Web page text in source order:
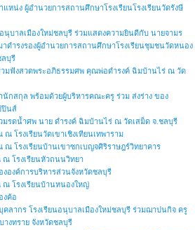
แหน่ง ผู้อำนวยการสถานศึกษาโรงเรียนโรงเรียนวัดรังษี
นุบาลเมืองใหม่ชลบุรี ร่วมแสดงความยินดีกับ นายจามร
ดำรงรองผู้อำนวยการสถานศึกษาโรงเรียนชุมชนวัดหนอง
ลบุรี
วมฟังสวดพระอภิธรรมศพ คุณพ่อดำรงค์ ฉิมบ้านไร่ ณ วัด
นักสกุล พร้อมด้วยผู้บริหารคณะครู ร่วม ส่งร่าง ของ
ปินส์
มรดน้ำศพ นาย ดำรงค์ ฉิมบ้านไร่ ณ วัดเสม็ด จ.ชลบุรี
โรงเรียนวัดเขาเชิงเทียนเทพาราม
ณ โรงเรียนบ้านเขาซกเบญจศิริราษฎร์วิทยาคาร
ณ โรงเรียนหัวถนนวิทยา
องค์การบริหารส่วนจังหวัดชลบุรี
ณ โรงเรียนบ้านหนองใหญ่
งค้อ
ลากร โรงเรียนอนุบาลเมืองใหม่ชลบุรี ร่วมฌาปนกิจ ครู
งทราย จังหวัดชลบุรี